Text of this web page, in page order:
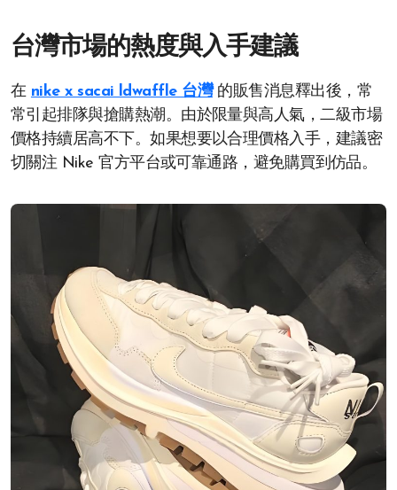
台灣市場的熱度與入手建議
在 nike x sacai ldwaffle 台灣的販售消息釋出後，常
常引起排隊與搶購熱潮。由於限量與高人氣，二級市場
價格持續居高不下。如果想要以合理價格入手，建議密
切關注 Nike 官方平台或可靠通路，避免購買到仿品。